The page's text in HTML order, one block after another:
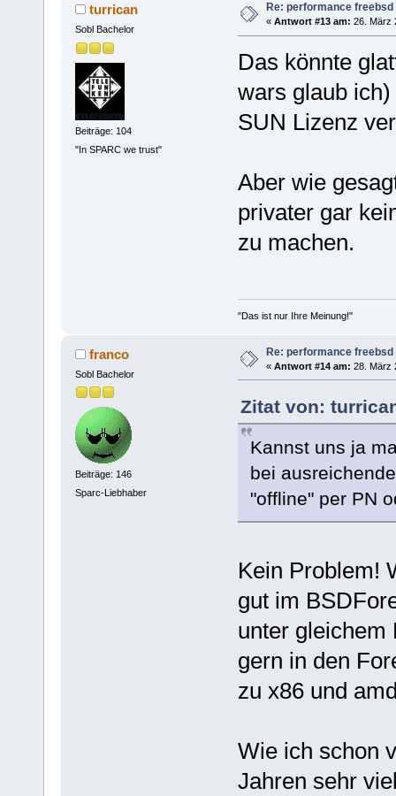
turrican
Sobl Bachelor
Beiträge: 104
"In SPARC we trust"
Re: performance
« Antwort #13 am: 26. März
Das könnte
wars glaub
SUN Lizenz
Aber wie
privater gar
zu machen.
"Das ist nur Ihre Meinung!"
franco
Sobl Bachelor
Beiträge: 146
Sparc-Liebhaber
Re: performance
« Antwort #14 am: 28. März
Zitat von:
Kannst uns ja
bei
"offline" per PN
Kein Problem!
gut im
unter gleichem
gern in den
zu x86 und
Wie ich schon
Jahren sehr